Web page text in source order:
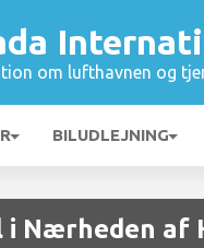
om lufthavnen og
BILUDLEJNING
i Nærheden